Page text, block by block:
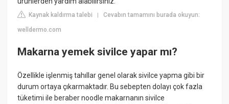
Kaynak kaldırma talebi |Cevabın tamamını burada okuyun:
welldermo.com
Makarna yemek sivilce yapar mı?
Özellikle işlenmiş tahıllar genel olarak sivilce yapma gibi bir
durum ortaya çıkarmaktadır. Bu sebepten dolayı çok fazla
tüketimi ile beraber noodle makarnanın sivilce